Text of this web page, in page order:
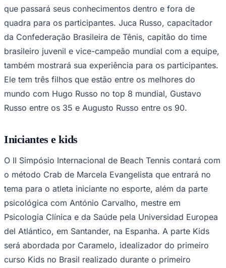
Corinthians
que passará seus conhecimentos dentro e fora de
quadra para os participantes. Juca Russo, capacitador
da Confederação Brasileira de Tênis, capitão do time
brasileiro juvenil e vice-campeão mundial com a equipe,
também mostrará sua experiência para os participantes.
Ele tem três filhos que estão entre os melhores do
mundo com Hugo Russo no top 8 mundial, Gustavo
Russo entre os 35 e Augusto Russo entre os 90.
Iniciantes e kids
O II Simpósio Internacional de Beach Tennis contará com
o método Crab de Marcela Evangelista que entrará no
tema para o atleta iniciante no esporte, além da parte
psicológica com António Carvalho, mestre em
Psicologia Clínica e da Saúde pela Universidad Europea
del Atlántico, em Santander, na Espanha. A parte Kids
será abordada por Caramelo, idealizador do primeiro
curso Kids no Brasil realizado durante o primeiro